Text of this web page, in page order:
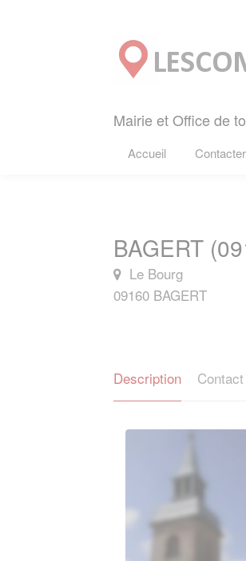
Mairie et Office de
Accueil
BAGERT
Le Bourg
09160 BAGERT
Description Contact